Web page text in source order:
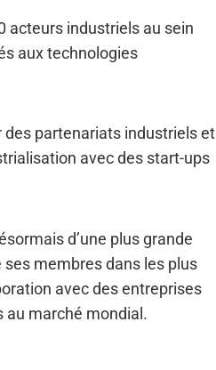
acteurs industriels au sein
aux technologies
des partenariats industriels et
avec des start-ups
d’une plus grande
membres dans les plus
avec des entreprises
au marché mondial.